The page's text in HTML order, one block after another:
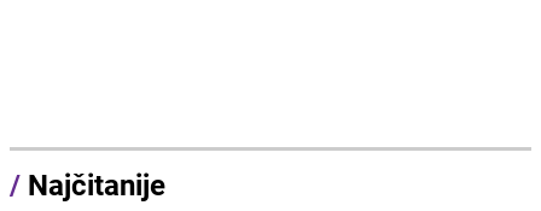
/ Najčitanije